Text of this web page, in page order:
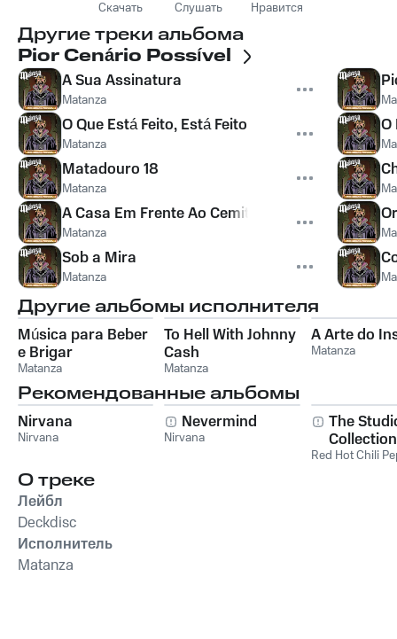
Скачать Слушать Нравится
Другие треки альбома
Pior Cenário Possível
A Sua Assinatura
Matanza
O Que Está Feito, Está Feito
Matanza
Matadouro 18
Matanza
A Casa Em Frente Ao Cemitério
Matanza
Sob a Mira
Matanza
O
Другие альбомы исполнителя
Música para Beber
e Brigar
Matanza
To Hell With Johnny
Cash
Matanza
A Arte do
Matanza
Рекомендованные альбомы
Nirvana
Nirvana
Nevermind
Nirvana
The
Collection
Red Hot Chili
О треке
Лейбл
Deckdisc
Исполнитель
Matanza